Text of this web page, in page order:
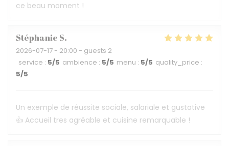
ce beau moment !
Stéphanie S
2026-07-17 - 20:00 - guests 2
service : 5/5 ambience : 5/5 menu : 5/5 quality_price :
5/5
Un exemple de réussite sociale, salariale et gustative
👍 Accueil tres agréable et cuisine remarquable !